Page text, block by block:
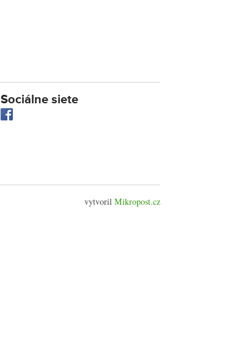
Sociálne siete
vytvoril Mikropost.cz